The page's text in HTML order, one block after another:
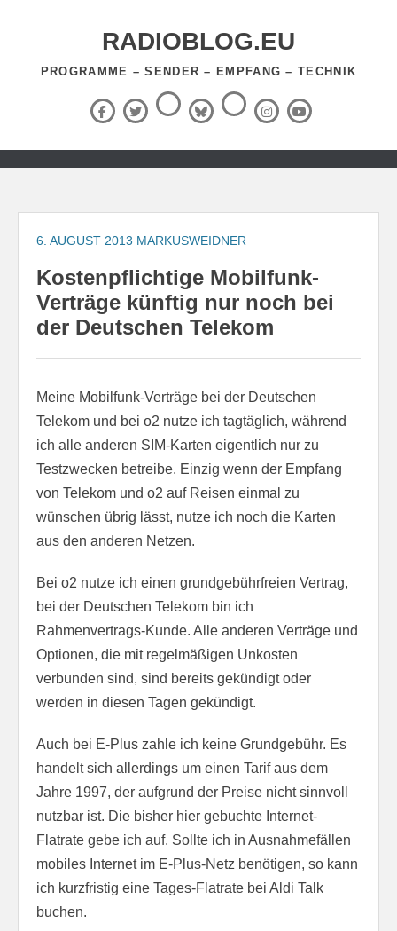
RADIOBLOG.EU
PROGRAMME – SENDER – EMPFANG – TECHNIK
Facebook
X
(Twitter)
ThreadsBlueSky
RSS-
Feed InstagramYouTube
Zum
springen
6. AUGUST 2013 MARKUSWEIDNER
Kostenpflichtige Mobilfunk-
Verträge künftig nur noch bei
der Deutschen Telekom
Meine Mobilfunk-Verträge bei der Deutschen
Telekom und bei o2 nutze ich tagtäglich, während
ich alle anderen SIM-Karten eigentlich nur zu
Testzwecken betreibe. Einzig wenn der Empfang
von Telekom und o2 auf Reisen einmal zu
wünschen übrig lässt, nutze ich noch die Karten
aus den anderen Netzen.
Bei o2 nutze ich einen grundgebührfreien Vertrag,
bei der Deutschen Telekom bin ich
Rahmenvertrags-Kunde. Alle anderen Verträge und
Optionen, die mit regelmäßigen Unkosten
verbunden sind, sind bereits gekündigt oder
werden in diesen Tagen gekündigt.
Auch bei E-Plus zahle ich keine Grundgebühr. Es
handelt sich allerdings um einen Tarif aus dem
Jahre 1997, der aufgrund der Preise nicht sinnvoll
nutzbar ist. Die bisher hier gebuchte Internet-
Flatrate gebe ich auf. Sollte ich in Ausnahmefällen
mobiles Internet im E-Plus-Netz benötigen, so kann
ich kurzfristig eine Tages-Flatrate bei Aldi Talk
buchen.